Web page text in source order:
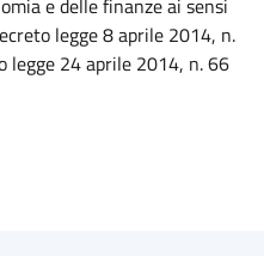
e delle finanze ai sensi
legge 8 aprile 2014, n.
legge 24 aprile 2014, n. 66
tipo.